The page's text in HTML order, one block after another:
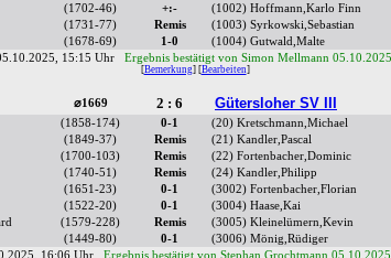
(1702-46) +:- (1002) Hoffmann,Karlo Finn
(1731-77) Remis (1003) Syrkowski,Sebastian
(1678-69) 1-0 (1004) Gutwald,Malte
15:15 Uhr Ergebnis bestätigt von Simon Mellmann
[Bemerkung] [Bearbeiten]
⌀1669 2 : 6 Gütersloher SV III
(1858-174) 0-1 (20) Kretschmann,Michael
(1849-37) Remis (21) Kandler,Pascal
(1700-103) Remis (22) Fortenbacher,Dominic
(1740-51) Remis (24) Kandler,Philipp
(1651-23) 0-1 (3002) Fortenbacher,Florian
(1522-20) 0-1 (3004) Haase,Kai
(1579-228) Remis (3005) Kleinelümern,Kevin
(1449-80) 0-1 (3006) Mönig,Rüdiger